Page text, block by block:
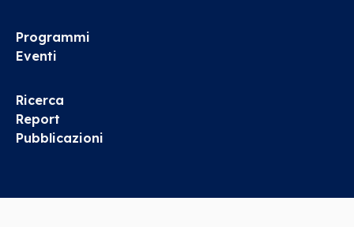
Programmi
Eventi
Ricerca
Report
Pubblicazioni